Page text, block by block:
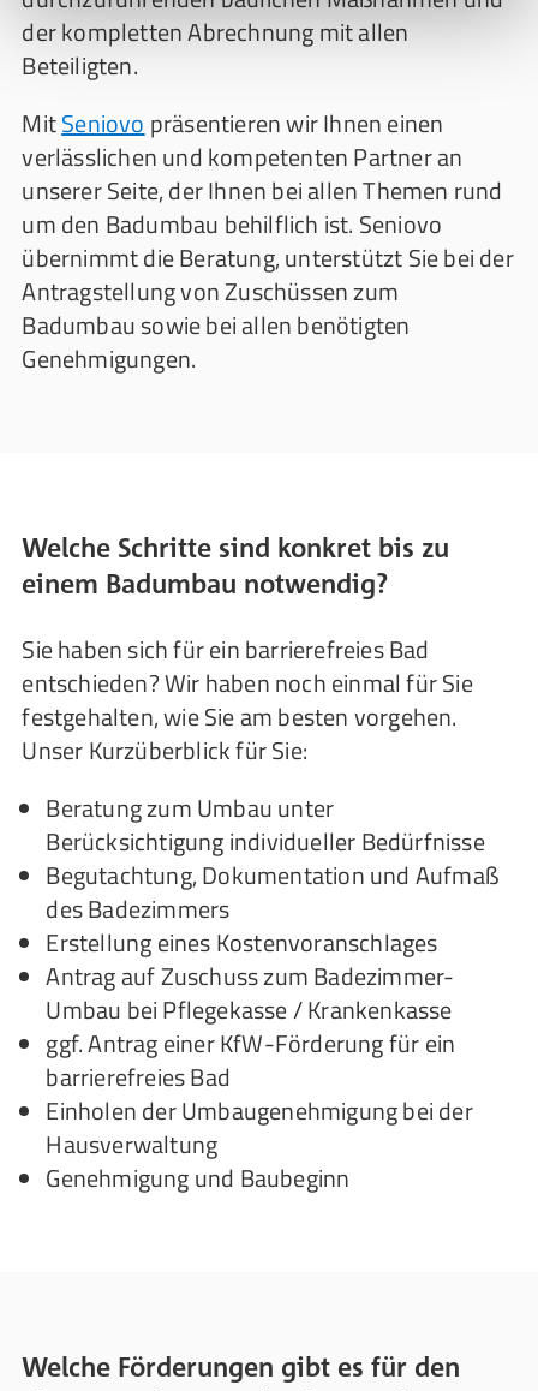
der kompletten Abrechnung mit allen
Beteiligten.
MitSeniovopräsentieren wir Ihnen einen
verlässlichen und kompetenten Partner an
unserer Seite, der Ihnen bei allen Themen rund
um den Badumbau behilflich ist. Seniovo
übernimmt die Beratung, unterstützt Sie bei der
Antragstellung von Zuschüssen zum
Badumbau sowie bei allen benötigten
Genehmigungen.
Welche Schritte sind konkret bis zu
einem Badumbau notwendig?
Sie haben sich für ein barrierefreies Bad
entschieden? Wir haben noch einmal für Sie
festgehalten, wie Sie am besten vorgehen.
Unser Kurzüberblick für Sie:
Beratung zum Umbau unter
Berücksichtigung individueller Bedürfnisse
Begutachtung, Dokumentation und Aufmaß
des Badezimmers
Erstellung eines Kostenvoranschlages
Antrag auf Zuschuss zum Badezimmer-
Umbau bei Pflegekasse / Krankenkasse
ggf. Antrag einer KfW-Förderung für ein
barrierefreies Bad
Einholen der Umbaugenehmigung bei der
Hausverwaltung
Genehmigung und Baubeginn
Welche Förderungen gibt es für den